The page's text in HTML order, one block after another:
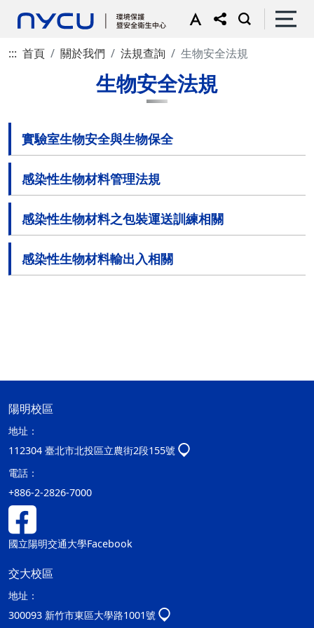
::: 首頁 關於我們 法規查詢 生物安全法規
生物安全法規
實驗室生物安全與生物保全
感染性生物材料管理法規
感染性生物材料之包裝運送訓練相關
感染性生物材料輸出入相關
陽明校區
地址：
112304 臺北市北投區立農街2段155號
電話：
+886-2-2826-7000
國立陽明交通大學Facebook
交大校區
地址：
300093 新竹市東區大學路1001號